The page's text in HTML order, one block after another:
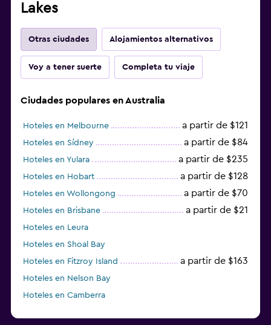
Lakes
Otras ciudades Alojamientos alternativos
Voy a tener suerte Completa tu viaje
Ciudades populares en Australia
Hoteles en Melbourne a partir de $121
Hoteles en Sídney a partir de $84
Hoteles en Yulara a partir de $235
Hoteles en Hobart a partir de $128
Hoteles en Wollongong a partir de $70
Hoteles en Brisbane a partir de $21
Hoteles en Leura
Hoteles en Shoal Bay
Hoteles en Fitzroy Island
a partir de $163
Hoteles en Nelson Bay
Hoteles en Camberra